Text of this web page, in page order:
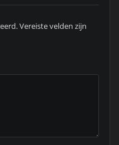
Vereiste velden zijn